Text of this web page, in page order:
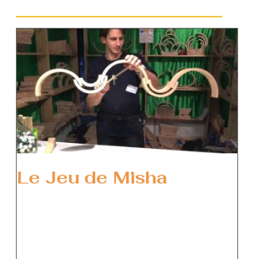
Le Jeu de Misha